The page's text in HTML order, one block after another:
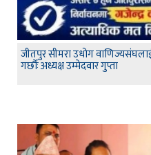
जीतपुर सीमरा उधोग
गर्छौः अध्यक्ष उम्मेदवार गुप्ता